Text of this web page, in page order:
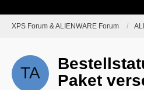
XPS Forum & ALIENWARE Forum
Paket